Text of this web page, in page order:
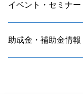
イベント・セミナー
助成金・補助金情報